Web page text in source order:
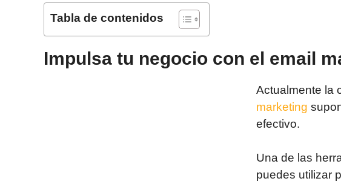
Tabla de contenidos
Impulsa tu negocio con el email
Actualmente la
marketing
efectivo.
Una de las
puedes utilizar